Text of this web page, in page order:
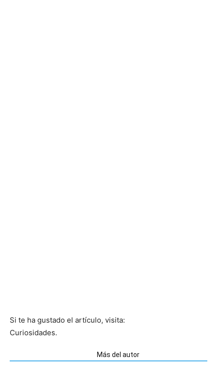
Si te ha gustado el artículo, visita:
Curiosidades.
Más del autor